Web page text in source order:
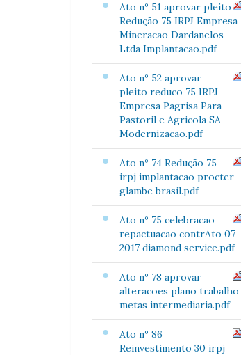
Ato nº 51 aprovar pleito
Redução 75 IRPJ Empresa
Mineracao Dardanelos
Ltda Implantacao.pdf
Ato nº 52 aprovar
pleito reduco 75 IRPJ
Empresa Pagrisa Para
Pastoril e Agricola SA
Modernizacao.pdf
Ato nº 74 Redução 75
irpj implantacao procter
glambe brasil.pdf
Ato nº 75 celebracao
repactuacao contrAto 07
2017 diamond service.pdf
Ato nº 78 aprovar
alteracoes plano trabalho
metas intermediaria.pdf
Ato nº 86
Reinvestimento 30 irpj